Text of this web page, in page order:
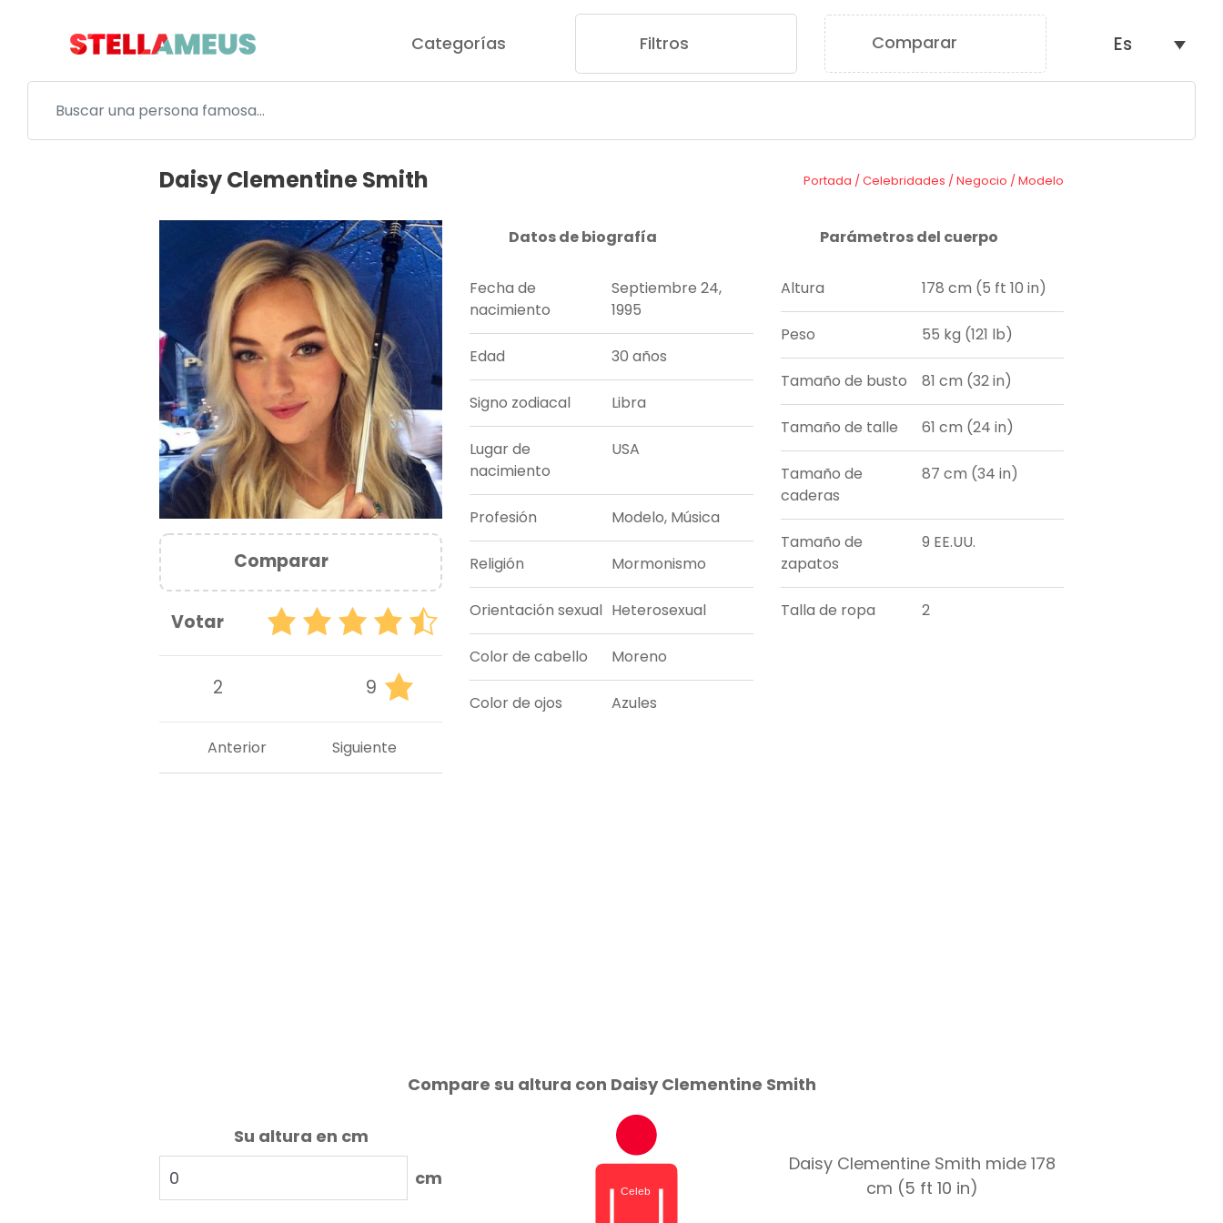
Categorías Filtros Comparar Es
Daisy Clementine Smith Portada /Celebridades /Negocio /Modelo
Comparar
Votar
2 9
Siguiente
Anterior
Datos de biografía
Fecha de
nacimiento
Septiembre 24,
1995
Edad 30 años
Signo zodiacal Libra
Lugar de
nacimiento
USA
Profesión Modelo, Música
Religión Mormonismo
Orientación sexual Heterosexual
Color de cabello Moreno
Color de ojos Azules
Parámetros del cuerpo
Altura 178 cm (5 ft 10 in)
Peso 55 kg (121 lb)
Tamaño de busto 81 cm (32 in)
Tamaño de talle 61 cm (24 in)
Tamaño de
caderas
87 cm (34 in)
Tamaño de
zapatos
9 EE.UU.
Talla de ropa 2
Compare su altura con Daisy Clementine Smith
Su altura en cm
cm
Daisy Clementine Smith mide 178
cm (5 ft 10 in)